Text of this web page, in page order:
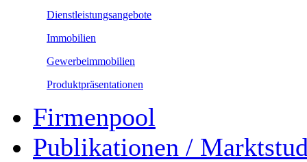
Dienstleistungsangebote
Immobilien
Gewerbeimmobilien
Produktpräsentationen
Firmenpool
Publikationen /